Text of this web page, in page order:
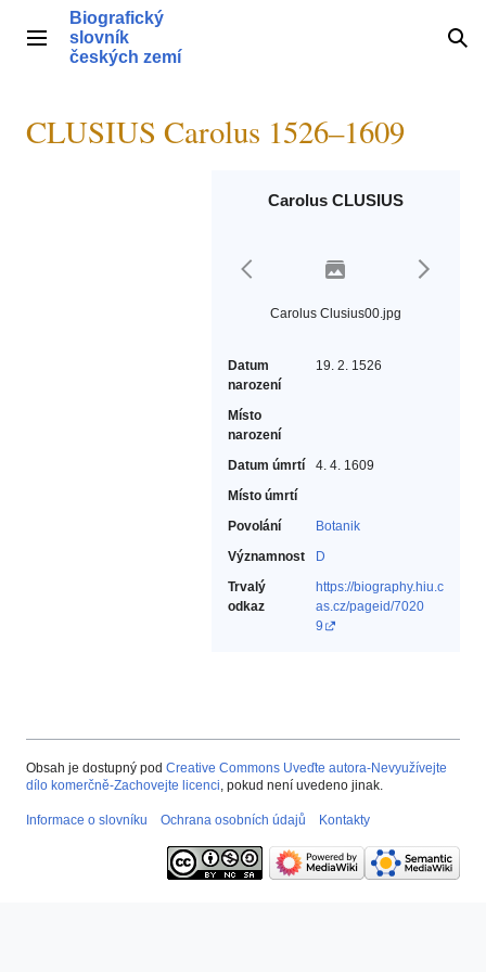
obsahHlavní menu
Biografický
slovník
českých zemí
CLUSIUS Carolus 1526–1609
Carolus CLUSIUS
Carolus Clusius00.jpg
Datum
narození
19. 2. 1526
Místo
narození
Datum úmrtí
4. 4. 1609
Místo úmrtí
Povolání
Botanik‎
Významnost
D
Trvalý
odkaz
https://biography.hiu.c
as.cz/pageid/7020
9
Obsah je dostupný pod Creative Commons Uveďte autora-Nevyužívejte
dílo komerčně-Zachovejte licenci, pokud není uvedeno jinak.
Informace o slovníku Ochrana osobních údajů Kontakty